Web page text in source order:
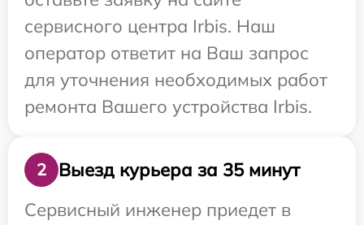
сервисного центра Irbis. Наш
оператор ответит на Ваш запрос
для уточнения необходимых работ
ремонта Вашего устройства Irbis.
2
Выезд курьера за 35 минут
Сервисный инженер приедет в